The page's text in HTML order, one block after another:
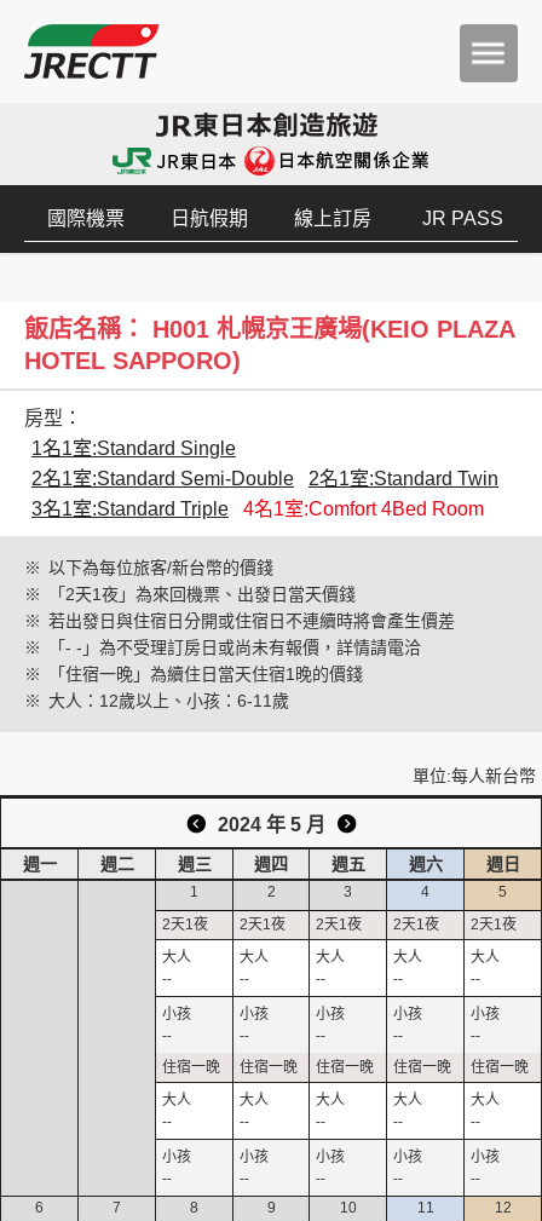
創造旅遊
國際機票 日航假期 線上訂房 JR PASS
飯店名稱： H001 札幌京王廣場(KEIO PLAZA
HOTEL SAPPORO)
房型：
1名1室:Standard Single
2名1室:Standard Semi-Double
2名1室:Standard Twin
3名1室:Standard Triple
4名1室:Comfort 4Bed Room
※ 以下為每位旅客/新台幣的價錢
※
「2天1夜」為來回機票、出發日當天價錢
※ 若出發日與住宿日分開或住宿日不連續時將會產生價差
※
「- -」為不受理訂房日或尚未有報價，詳情請電洽
※
「住宿一晚」為續住日當天住宿1晚的價錢
※ 大人：12歲以上、小孩：6-11歲
單位:每人新台幣
2024 年 5 月
週一 週二 週三 週四 週五 週六 週日
1
--
--
--
--
2
--
--
--
--
3
--
--
--
--
4
--
--
--
--
5
--
--
--
--
6
7 8 9 10 11 12